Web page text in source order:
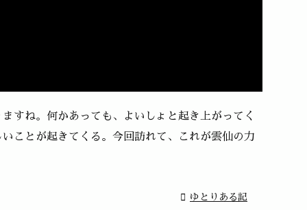
すね。何かあっても、よいしょと起き上がってく
ことが起きてくる。今回訪れて、これが雲仙の力
 ゆとりある記